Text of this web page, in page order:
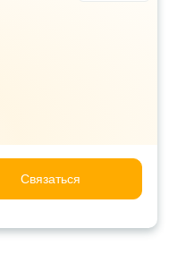
Связаться